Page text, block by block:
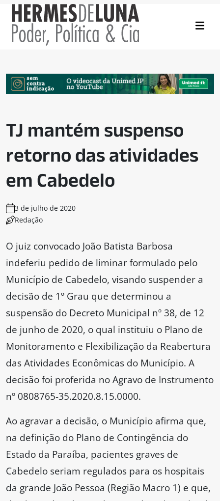
TJ mantém suspenso
retorno das atividades
em Cabedelo
3 de julho de 2020
Redação
O juiz convocado João Batista Barbosa
indeferiu pedido de liminar formulado pelo
Município de Cabedelo, visando suspender a
decisão de 1º Grau que determinou a
suspensão do Decreto Municipal nº 38, de 12
de junho de 2020, o qual instituiu o Plano de
Monitoramento e Flexibilização da Reabertura
das Atividades Econômicas do Município. A
decisão foi proferida no Agravo de Instrumento
nº 0808765-35.2020.8.15.0000.
Ao agravar a decisão, o Município afirma que,
na definição do Plano de Contingência do
Estado da Paraíba, pacientes graves de
Cabedelo seriam regulados para os hospitais
da grande João Pessoa (Região Macro 1) e que,